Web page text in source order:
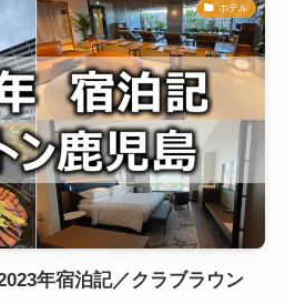
ホテル
年宿泊記／クラブラウン